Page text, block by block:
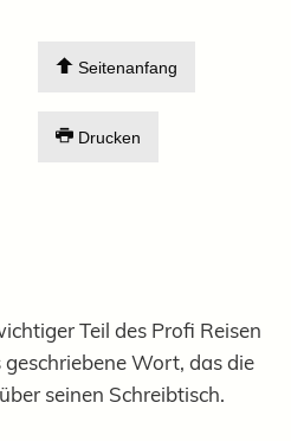
Seitenanfang
Drucken
Teil des Profi Reisen
Wort, das die
seinen Schreibtisch.